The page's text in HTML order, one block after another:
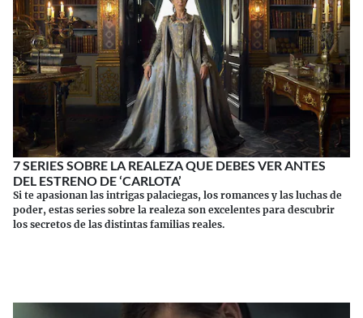
7 SERIES SOBRE LA REALEZA QUE DEBES VER ANTES
DEL ESTRENO DE ‘CARLOTA’
Si te apasionan las intrigas palaciegas, los romances y las luchas de
poder, estas series sobre la realeza son excelentes para descubrir
los secretos de las distintas familias reales.